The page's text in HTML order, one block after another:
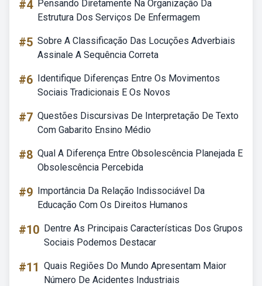
#4 Pensando Diretamente Na Organização Da
Estrutura Dos Serviços De Enfermagem
#5 Sobre A Classificação Das Locuções Adverbiais
Assinale A Sequência Correta
#6 Identifique Diferenças Entre Os Movimentos
Sociais Tradicionais E Os Novos
#7 Questões Discursivas De Interpretação De Texto
Com Gabarito Ensino Médio
#8 Qual A Diferença Entre Obsolescência Planejada E
Obsolescência Percebida
#9 Importância Da Relação Indissociável Da
Educação Com Os Direitos Humanos
#10 Dentre As Principais Características Dos Grupos
Sociais Podemos Destacar
#11 Quais Regiões Do Mundo Apresentam Maior
Número De Acidentes Industriais